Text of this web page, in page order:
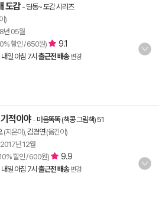
도감 - 딩동~ 도감 시리즈
)
년 05월
할인 / 650원) 9.1
내일 아침 7시 출근전 배송 변경
적이야 - 마음똑똑 (책콩 그림책) 51
(지은이), 김경연(옮긴이)
2017년 12월
할인 / 600원) 9.9
내일 아침 7시 출근전 배송 변경